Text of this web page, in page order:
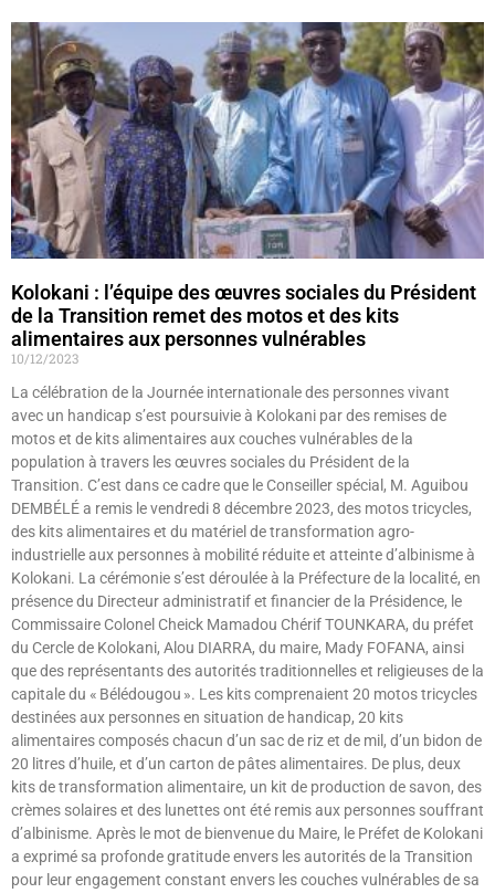
Kolokani : l’équipe des œuvres sociales du Président
de la Transition remet des motos et des kits
alimentaires aux personnes vulnérables
10/12/2023
La célébration de la Journée internationale des personnes vivant
avec un handicap s’est poursuivie à Kolokani par des remises de
motos et de kits alimentaires aux couches vulnérables de la
population à travers les œuvres sociales du Président de la
Transition. C’est dans ce cadre que le Conseiller spécial, M. Aguibou
DEMBÉLÉ a remis le vendredi 8 décembre 2023, des motos tricycles,
des kits alimentaires et du matériel de transformation agro-
industrielle aux personnes à mobilité réduite et atteinte d’albinisme à
Kolokani. La cérémonie s’est déroulée à la Préfecture de la localité, en
présence du Directeur administratif et financier de la Présidence, le
Commissaire Colonel Cheick Mamadou Chérif TOUNKARA, du préfet
du Cercle de Kolokani, Alou DIARRA, du maire, Mady FOFANA, ainsi
que des représentants des autorités traditionnelles et religieuses de la
capitale du « Bélédougou ». Les kits comprenaient 20 motos tricycles
destinées aux personnes en situation de handicap, 20 kits
alimentaires composés chacun d’un sac de riz et de mil, d’un bidon de
20 litres d’huile, et d’un carton de pâtes alimentaires. De plus, deux
kits de transformation alimentaire, un kit de production de savon, des
crèmes solaires et des lunettes ont été remis aux personnes souffrant
d’albinisme. Après le mot de bienvenue du Maire, le Préfet de Kolokani
a exprimé sa profonde gratitude envers les autorités de la Transition
pour leur engagement constant envers les couches vulnérables de sa